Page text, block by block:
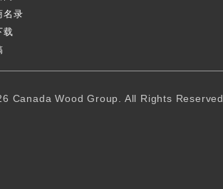
名录
载
Canada Wood Group. All Rights Reserved.